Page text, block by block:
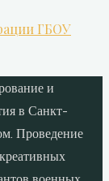
ГБОУ
и
в Санкт-
Проведение